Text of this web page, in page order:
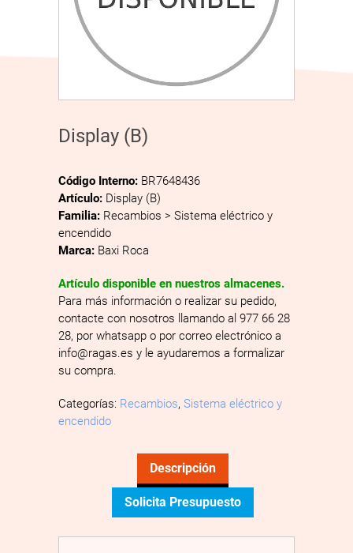
Display (B)
Código Interno: BR7648436
Artículo: Display (B)
Familia: Recambios > Sistema eléctrico y
encendido
Marca: Baxi Roca
Artículo disponible en nuestros almacenes.
Para más información o realizar su pedido,
contacte con nosotros llamando al 977 66 28
28, por whatsapp o por correo electrónico a
info@ragas.es y le ayudaremos a formalizar
su compra.
Categorías: Recambios, Sistema eléctrico y
encendido
Descripción
Solicita Presupuesto